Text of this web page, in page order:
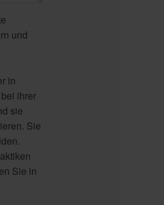
und
in
ihrer
sie
Sie
Sie in